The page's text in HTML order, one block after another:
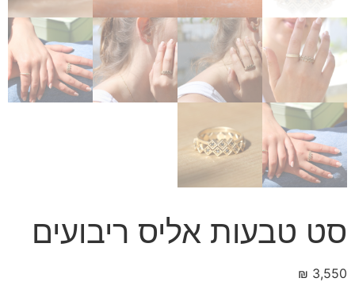
סט טבעות אליס ריבועים
₪ 3,550